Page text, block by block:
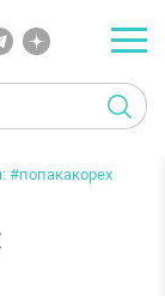
#попакакорех